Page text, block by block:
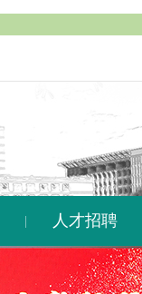
人才招聘